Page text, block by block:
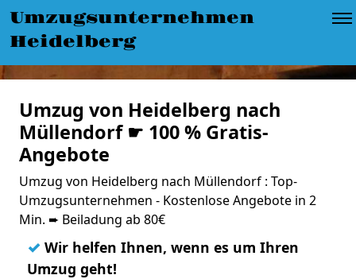
Umzugsunternehmen
Heidelberg
Umzug von Heidelberg nach
Müllendorf ☛ 100 % Gratis-
Angebote
Umzug von Heidelberg nach Müllendorf : Top-
Umzugsunternehmen - Kostenlose Angebote in 2
Min. ➨ Beiladung ab 80€
✓ Wir helfen Ihnen, wenn es um Ihren
Umzug geht!